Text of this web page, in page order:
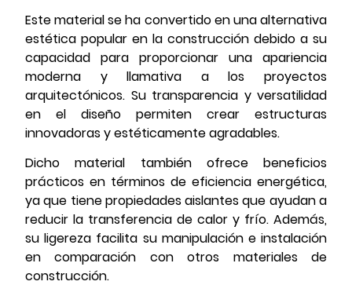
Este material se ha convertido en una alternativa
estética popular en la construcción debido a su
capacidad para proporcionar una apariencia
moderna y llamativa a los proyectos
arquitectónicos. Su transparencia y versatilidad
en el diseño permiten crear estructuras
innovadoras y estéticamente agradables.
Dicho material también ofrece beneficios
prácticos en términos de eficiencia energética,
ya que tiene propiedades aislantes que ayudan a
reducir la transferencia de calor y frío. Además,
su ligereza facilita su manipulación e instalación
en comparación con otros materiales de
construcción.